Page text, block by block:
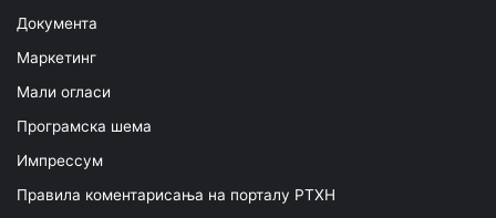
Документа
Маркетинг
Мали огласи
Програмска шема
Импрессум
Правила коментарисања на порталу РТХН